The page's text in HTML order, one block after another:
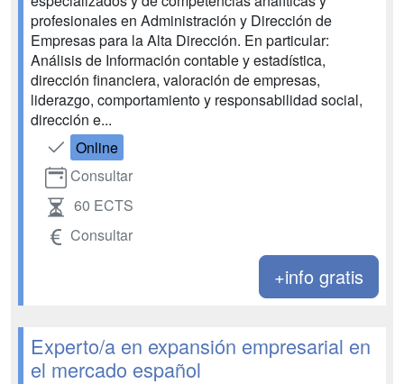
profesionales en Administración y Dirección de
Empresas para la Alta Dirección. En particular:
Análisis de Información contable y estadística,
dirección financiera, valoración de empresas,
liderazgo, comportamiento y responsabilidad social,
dirección e...
Online
Consultar
60 ECTS
Consultar
+info gratis
Experto/a en expansión empresarial en
el mercado español